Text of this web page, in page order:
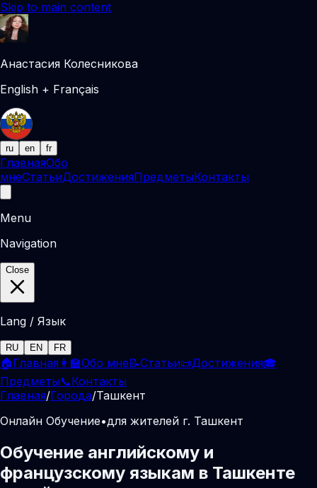
Skip to main content
Анастасия Колесникова
English + Français
ru en fr
ГлавнаяОбо
мнеСтатьиДостиженияПредметыКонтакты
Menu
Navigation
Close
Lang / Язык
RU EN FR
🏠Главная 👩‍🏫Обо мне📝Статьи📜Достижения🎓
Предметы📞Контакты
Главная/Города/Ташкент
Онлайн Обучение•для жителей г. Ташкент
Обучение английскому и
французскому языкам в Ташкенте